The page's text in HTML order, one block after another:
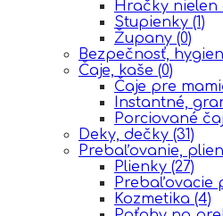
Hračky nielen
Stupienky (1)
Župany (0)
Bezpečnosť,
Čaje, kaše (0)
Čaje pre
Instantné,
Porciované
Deky, dečky (31)
Prebaľovanie,
Plienky (27)
Prebaľovacie
Kozmetika (4)